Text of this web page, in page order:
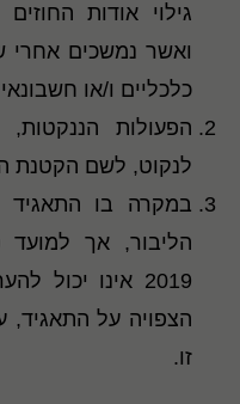
גילוי אודות
כלכליים ו/או
הפעולות
לנקוט, לשם הקטנת
במקרה בו התאגיד
הליבור, אך
2019 אינו
הצפויה על התאגיד,
זו.